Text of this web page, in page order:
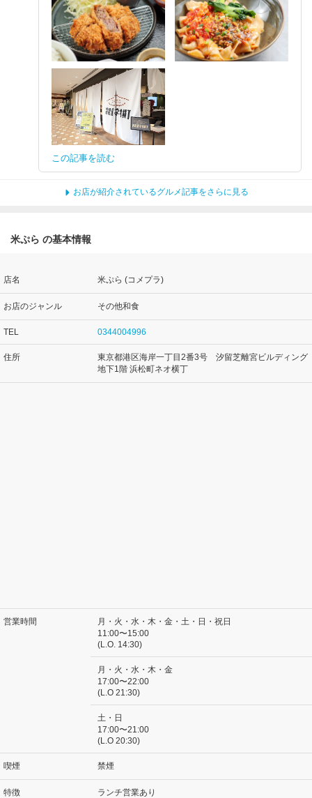
この記事を読む
お店が紹介されているグルメ記事をさらに見る
米ぷら の基本情報
店名 米ぷら (コメプラ)
お店のジャンル その他和食
TEL 0344004996
住所
東京都港区海岸一丁目2番3号 汐留芝離宮ビルディング
地下1階 浜松町ネオ横丁
営業時間
月・火・水・木・金・土・日・祝日
11:00〜15:00
(L.O. 14:30)
月・火・水・木・金
17:00〜22:00
(L.O 21:30)
土・日
17:00〜21:00
(L.O 20:30)
喫煙 禁煙
特徴 ランチ営業あり